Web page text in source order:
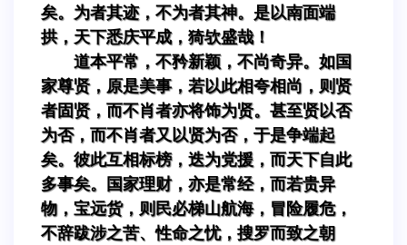
矣。为者其迹，不为者其神。是以南面端
拱，天下悉庆平成，猗欤盛哉！
道本平常，不矜新颖，不尚奇异。如国
家尊贤，原是美事，若以此相夸相尚，则贤
者固贤，而不肖者亦将饰为贤。甚至贤以否
为否，而不肖者又以贤为否，于是争端起
矣。彼此互相标榜，迭为党援，而天下自此
多事矣。国家理财，亦是常经，而若贵异
物，宝远货，则民必梯山航海，冒险履危，
不辞跋涉之苦、性命之忧，搜罗而致之朝